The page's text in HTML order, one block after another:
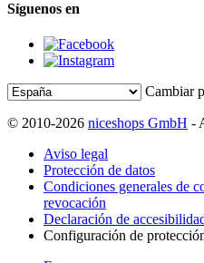
Síguenos en
Cambiar
© 2010-2026 niceshops GmbH -
Aviso legal
Protección de datos
Condiciones generales de
revocación
Declaración de
Configuración de